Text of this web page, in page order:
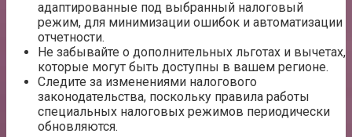
адаптированные под выбранный налоговый
режим, для минимизации ошибок и автоматизации
отчетности.
Не забывайте о дополнительных льготах и вычетах,
которые могут быть доступны в вашем регионе.
Следите за изменениями налогового
законодательства, поскольку правила работы
специальных налоговых режимов периодически
обновляются.